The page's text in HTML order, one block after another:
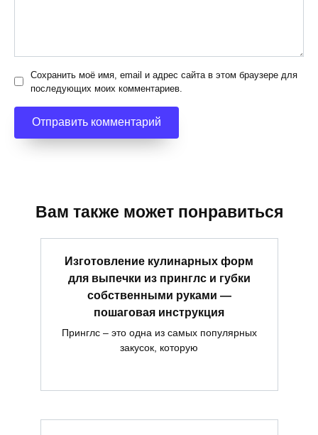
Сохранить моё имя, email и адрес сайта в этом браузере для
последующих моих комментариев.
Вам также может понравиться
Изготовление кулинарных форм
для выпечки из принглс и губки
собственными руками —
пошаговая инструкция
Принглс – это одна из самых популярных
закусок, которую